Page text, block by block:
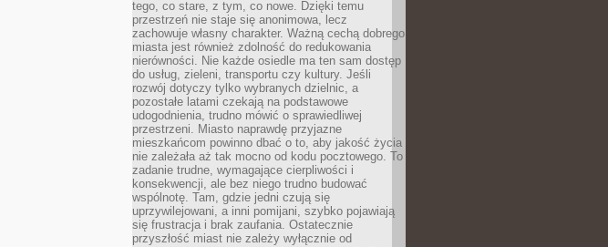
tego, co stare, z tym, co nowe. Dzięki temu
przestrzeń nie staje się anonimowa, lecz
zachowuje własny charakter. Ważną cechą dobrego
miasta jest również zdolność do redukowania
nierówności. Nie każde osiedle ma ten sam dostęp
do usług, zieleni, transportu czy kultury. Jeśli
rozwój dotyczy tylko wybranych dzielnic, a
pozostałe latami czekają na podstawowe
udogodnienia, trudno mówić o sprawiedliwej
przestrzeni. Miasto naprawdę przyjazne
mieszkańcom powinno dbać o to, aby jakość życia
nie zależała aż tak mocno od kodu pocztowego. To
zadanie trudne, wymagające cierpliwości i
konsekwencji, ale bez niego trudno budować
wspólnotę. Tam, gdzie jedni czują się
uprzywilejowani, a inni pomijani, szybko pojawiają
się frustracja i brak zaufania. Ostatecznie
przyszłość miast nie zależy wyłącznie od